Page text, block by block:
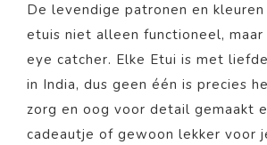
De levendige patronen en kleuren
etuis niet alleen functioneel,
eye catcher. Elke Etui is met
in India, dus geen één is precies
zorg en oog voor detail gemaakt
cadeautje of gewoon lekker voor